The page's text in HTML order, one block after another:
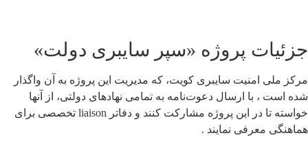
جزئیات پروژه «سپر سایبری دولت»
مرکز ملی امنیت سایبری کویت، که مدیریت این پروژه به آن واگذار
شده است ، با ارسال دعوت‌نامه به تمامی نهادهای دولتی، از آنها
خواسته تا در این پروژه مشارکت کنند و دفاتر liaison تخصصی برای
هماهنگی معرفی نمایند .